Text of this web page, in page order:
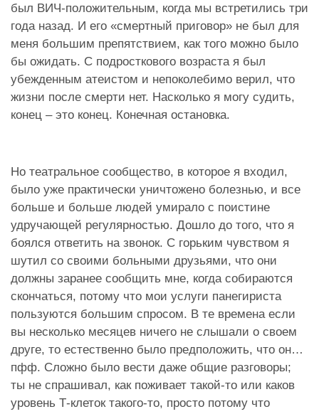
был ВИЧ-положительным, когда мы встретились три
года назад. И его «смертный приговор» не был для
меня большим препятствием, как того можно было
бы ожидать. С подросткового возраста я был
убежденным атеистом и непоколебимо верил, что
жизни после смерти нет. Насколько я могу судить,
конец – это конец. Конечная остановка.
Но театральное сообщество, в которое я входил,
было уже практически уничтожено болезнью, и все
больше и больше людей умирало с поистине
удручающей регулярностью. Дошло до того, что я
боялся ответить на звонок. С горьким чувством я
шутил со своими больными друзьями, что они
должны заранее сообщить мне, когда собираются
скончаться, потому что мои услуги панегириста
пользуются большим спросом. В те времена если
вы несколько месяцев ничего не слышали о своем
друге, то естественно было предположить, что он…
пфф. Сложно было вести даже общие разговоры;
ты не спрашивал, как поживает такой-то или каков
уровень Т-клеток такого-то, просто потому что